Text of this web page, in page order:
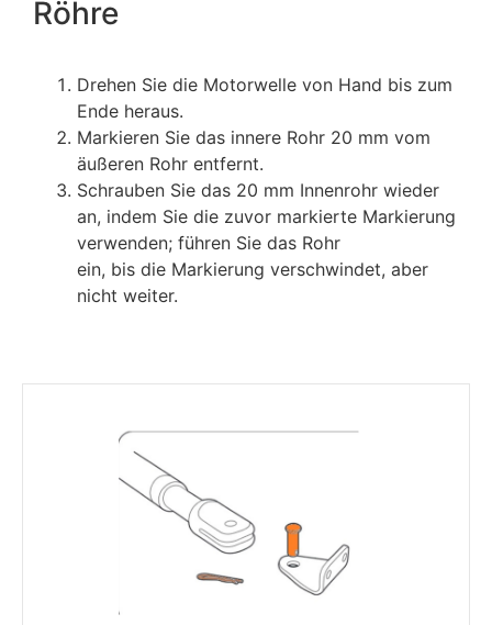
Röhre
Drehen Sie die Motorwelle von Hand bis zum
Ende heraus.
Markieren Sie das innere Rohr 20 mm vom
äußeren Rohr entfernt.
Schrauben Sie das 20 mm Innenrohr wieder
an, indem Sie die zuvor markierte Markierung
verwenden; führen Sie das Rohr
ein, bis die Markierung verschwindet, aber
nicht weiter.